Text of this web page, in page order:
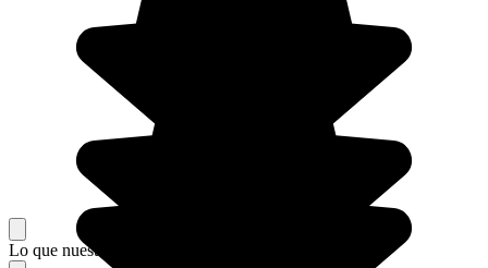
Lo que nuestros viajeros piensan de su estancia